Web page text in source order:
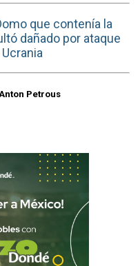
que contenía la
dañado por ataque
Petrous